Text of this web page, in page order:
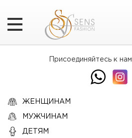
Присоединяйтесь к
ЖЕНЩИНАМ
МУЖЧИНАМ
ДЕТЯМ